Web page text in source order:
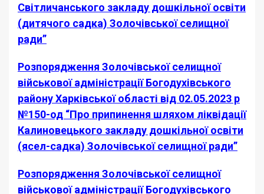
Світличанського закладу дошкільної освіти
(дитячого садка) Золочівської селищної
ради”
Розпорядження Золочівської селищної
військової адміністрації Богодухівського
району Харківської області від 02.05.2023 р
№150-од “Про припинення шляхом ліквідації
Калиновецького закладу дошкільної освіти
(ясел-садка) Золочівської селищної ради”
Розпорядження Золочівської селищної
військової адміністрації Богодухівського